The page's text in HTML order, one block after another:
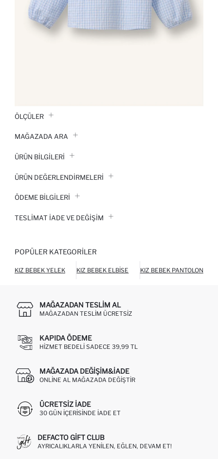
ÖLÇÜLER
MAĞAZADA ARA
ÜRÜN BILGILERI
ÜRÜN DEĞERLENDİRMELERİ
ÖDEME BİLGİLERİ
TESLIMAT İADE VE DEĞIŞIM
POPÜLER KATEGORILER
KIZ BEBEK YELEK KIZ BEBEK ELBISE KIZ BEBEK PANTOLON
MAĞAZADAN TESLIM AL
MAĞAZADAN TESLIM ÜCRETSIZ
KAPIDA ÖDEME
HIZMET BEDELI SADECE 39,99 TL
MAĞAZADA DEĞIŞIM&İADE
ONLINE AL MAĞAZADA DEĞIŞTIR
ÜCRETSIZ IADE
30 GÜN IÇERISINDE IADE ET
DEFACTO GIFT CLUB
AYRICALIKLARLA YENILEN, EĞLEN, DEVAM ET!